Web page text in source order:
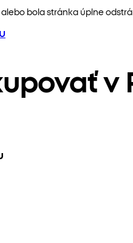
bola stránka úplne
v